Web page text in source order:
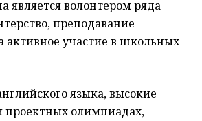
является волонтером ряда
преподавание
активное участие в школьных
языка, высокие
проектных олимпиадах,